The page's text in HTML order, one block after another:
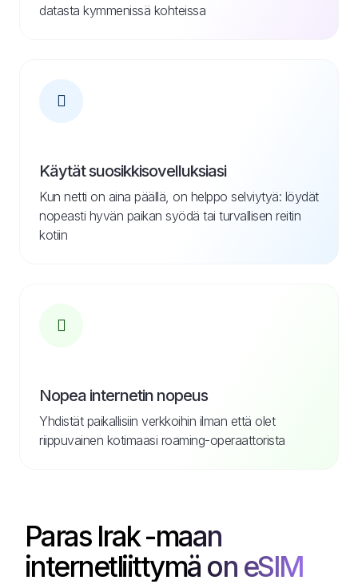
datasta kymmenissä kohteissa
Käytät suosikkisovelluksiasi
Kun netti on aina päällä, on helppo selviytyä: löydät
nopeasti hyvän paikan syödä tai turvallisen reitin
kotiin
Nopea internetin nopeus
Yhdistät paikallisiin verkkoihin ilman että olet
riippuvainen kotimaasi roaming-operaattorista
Paras Irak -maan
internetliittymä on eSIM